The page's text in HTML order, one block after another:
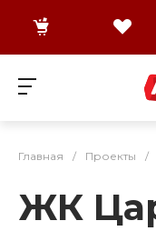
Главная / Проекты /
ЖК